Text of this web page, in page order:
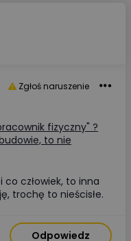
Zgłoś naruszenie
fizyczny" ?
to nie
człowiek, to inna
trochę to nieścisłe.
Odpowiedz